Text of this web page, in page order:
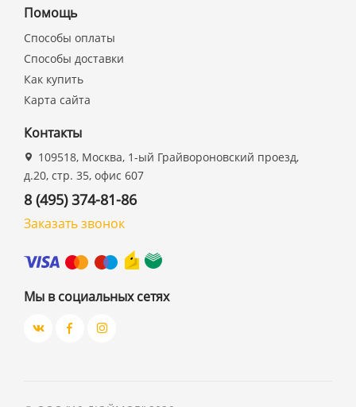
Помощь
Способы оплаты
Способы доставки
Как купить
Карта сайта
Контакты
109518, Москва, 1-ый Грайвороновский проезд,
д.20, стр. 35, офис 607
8 (495) 374-81-86
Заказать звонок
Мы в социальных сетях